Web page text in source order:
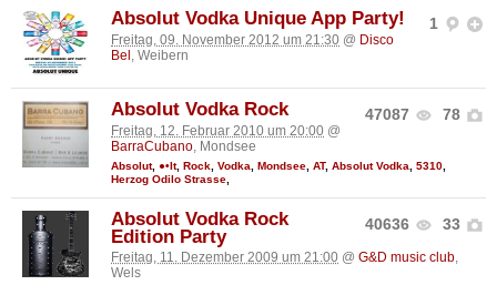
1
Absolut Vodka Unique App Party!
Freitag, 09. November 2012 um 21:30 @ Disco
Bel, Weibern
47087 78
Absolut Vodka Rock
Freitag, 12. Februar 2010 um 20:00 @
BarraCubano, Mondsee
Absolut, ●•It, Rock Vodka Mondsee AT, Absolut Vodka 5310
Herzog Odilo Strasse
40636 33
Absolut Vodka Rock
Edition Party
Freitag, 11. Dezember 2009 um 21:00 @ G&D music club,
Wels